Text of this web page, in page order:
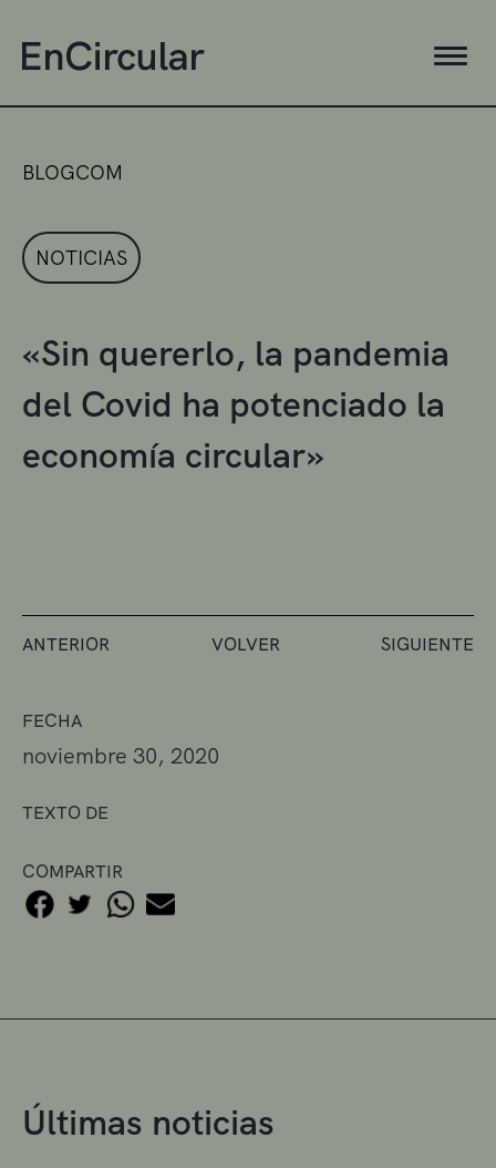
FECHA
noviembre 30, 2020
TEXTO DE
COMPARTIR
BLOGCOM
NOTICIAS
«Sin quererlo, la pandemia
del Covid ha potenciado la
economía circular»
ANTERIOR VOLVER SIGUIENTE
Últimas noticias